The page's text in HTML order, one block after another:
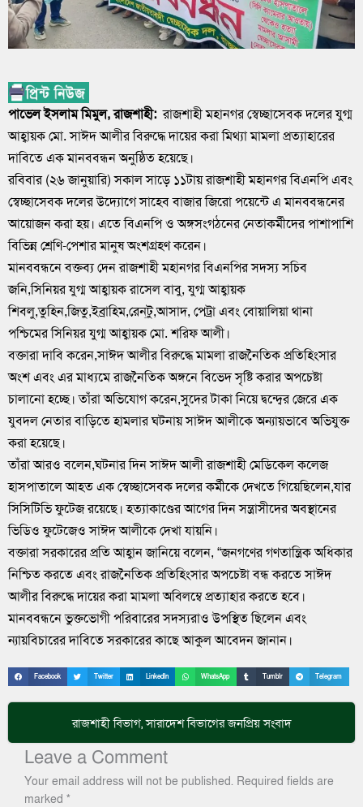
পাভেল ইসলাম মিমুল, রাজশাহী: রাজশাহী মহানগর স্বেচ্ছাসেবক দলের যুগ্ম
আহ্বায়ক মো. সাঈদ আলীর বিরুদ্ধে দায়ের করা মিথ্যা মামলা প্রত্যাহারের
দাবিতে এক মানববন্ধন অনুষ্ঠিত হয়েছে।
রবিবার (২৬ জানুয়ারি) সকাল সাড়ে ১১টায় রাজশাহী মহানগর বিএনপি এবং
স্বেচ্ছাসেবক দলের উদ্যোগে সাহেব বাজার জিরো পয়েন্টে এ মানববন্ধনের
আয়োজন করা হয়। এতে বিএনপি ও অঙ্গসংগঠনের নেতাকর্মীদের পাশাপাশি
বিভিন্ন শ্রেণি-পেশার মানুষ অংশগ্রহণ করেন।
মানববন্ধনে বক্তব্য দেন রাজশাহী মহানগর বিএনপির সদস্য সচিব
জনি,সিনিয়র যুগ্ম আহ্বায়ক রাসেল বাবু, যুগ্ম আহ্বায়ক
শিবলু,তুহিন,জিতু,ইব্রাহিম,রেন্টু,আসাদ, পেট্রা এবং বোয়ালিয়া থানা
পশ্চিমের সিনিয়র যুগ্ম আহ্বায়ক মো. শরিফ আলী।
বক্তারা দাবি করেন,সাঈদ আলীর বিরুদ্ধে মামলা রাজনৈতিক প্রতিহিংসার
অংশ এবং এর মাধ্যমে রাজনৈতিক অঙ্গনে বিভেদ সৃষ্টি করার অপচেষ্টা
চালানো হচ্ছে। তাঁরা অভিযোগ করেন,সুদের টাকা নিয়ে দ্বন্দ্বের জেরে এক
যুবদল নেতার বাড়িতে হামলার ঘটনায় সাঈদ আলীকে অন্যায়ভাবে অভিযুক্ত
করা হয়েছে।
তাঁরা আরও বলেন,ঘটনার দিন সাঈদ আলী রাজশাহী মেডিকেল কলেজ
হাসপাতালে আহত এক স্বেচ্ছাসেবক দলের কর্মীকে দেখতে গিয়েছিলেন,যার
সিসিটিভি ফুটেজ রয়েছে। হত্যাকাণ্ডের আগের দিন সন্ত্রাসীদের অবস্থানের
ভিডিও ফুটেজেও সাঈদ আলীকে দেখা যায়নি।
বক্তারা সরকারের প্রতি আহ্বান জানিয়ে বলেন, “জনগণের গণতান্ত্রিক অধিকার
নিশ্চিত করতে এবং রাজনৈতিক প্রতিহিংসার অপচেষ্টা বন্ধ করতে সাঈদ
আলীর বিরুদ্ধে দায়ের করা মামলা অবিলম্বে প্রত্যাহার করতে হবে।
মানববন্ধনে ভুক্তভোগী পরিবারের সদস্যরাও উপস্থিত ছিলেন এবং
ন্যায়বিচারের দাবিতে সরকারের কাছে আকুল আবেদন জানান।
Facebook Twitter LinkedIn WhatsApp Tumblr Telegram
রাজশাহী বিভাগ,সারাদেশবিভাগের জনপ্রিয় সংবাদ
Leave a Comment
Your email address will not be published. Required fields are
marked *